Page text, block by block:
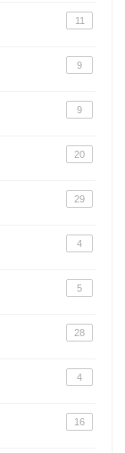
11
9
9
20
29
4
5
28
4
16